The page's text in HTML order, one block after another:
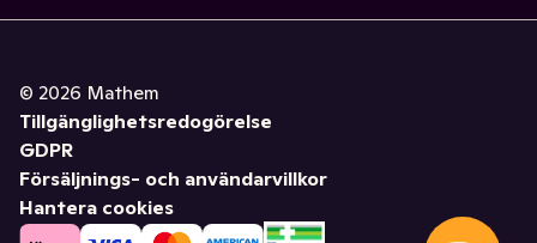
© 2026 Mathem
Tillgänglighetsredogörelse
GDPR
Försäljnings- och användarvillkor
Hantera cookies